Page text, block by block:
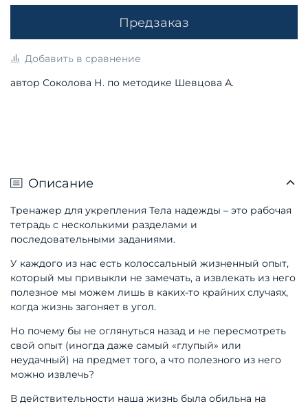
Предзаказ
Добавить в сравнение
автор Соколова Н. по методике Шевцова А.
Описание
Тренажер для укрепления Тела надежды – это рабочая
тетрадь с несколькими разделами и
последовательными заданиями.
У каждого из нас есть колоссальный жизненный опыт,
который мы привыкли не замечать, а извлекать из него
полезное мы можем лишь в каких-то крайних случаях,
когда жизнь загоняет в угол.
Но почему бы не оглянуться назад и не пересмотреть
свой опыт (иногда даже самый «глупый» или
неудачный) на предмет того, а что полезного из него
можно извлечь?
В действительности наша жизнь была обильна на